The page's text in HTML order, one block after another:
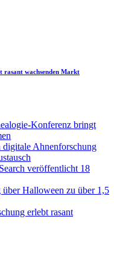
rasant wachsenden Markt
Konferenz bringt
Ahnenforschung
veröffentlicht 18
Halloween zu über 1,5
erlebt rasant